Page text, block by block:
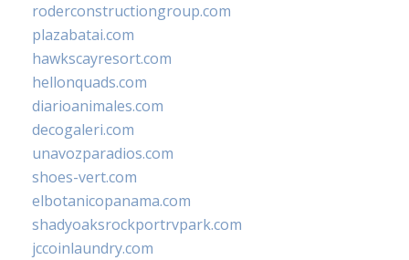
roderconstructiongroup.com
plazabatai.com
hawkscayresort.com
hellonquads.com
diarioanimales.com
decogaleri.com
unavozparadios.com
shoes-vert.com
elbotanicopanama.com
shadyoaksrockportrvpark.com
jccoinlaundry.com